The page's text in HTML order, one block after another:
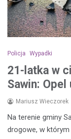
Policja Wypadki
21-latka w
Sawin: Opel
Mariusz Wieczorek
Na terenie gminy
drogowe, w którym